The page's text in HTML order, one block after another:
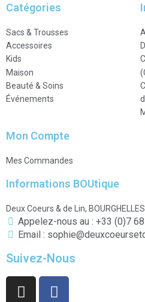
Catégories
Sacs & Trousses
Accessoires
Kids
Maison
Beauté & Soins
Événements
Mon Compte
Mes Commandes
Informations BOUtique
Deux Coeurs & de Lin,
Appelez-nous au : +33 (0)7
Email :
Suivez-Nous